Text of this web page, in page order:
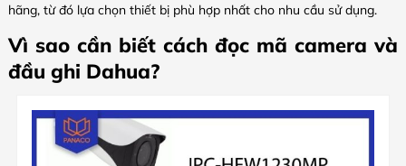
hãng, từ đó lựa chọn thiết bị phù hợp nhất cho nhu cầu sử dụng.
Vì sao cần biết cách đọc mã camera và
đầu ghi Dahua?